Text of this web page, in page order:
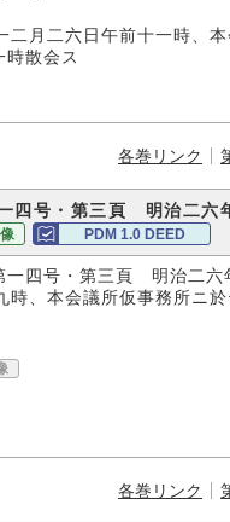
月二六日午前十一時、
時散会ス
各巻リンク
四号・第三頁 明治二
PDM 1.0 DEED
四号・第三頁 明治二六
、本会議所仮事務所ニ
各巻リンク